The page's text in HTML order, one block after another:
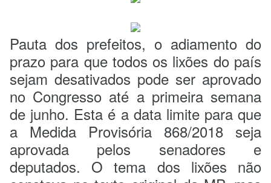
Pauta dos prefeitos, o adiamento do
prazo para que todos os lixões do país
sejam desativados pode ser aprovado
no Congresso até a primeira semana
de junho. Esta é a data limite para que
a Medida Provisória 868/2018 seja
aprovada pelos senadores e
deputados. O tema dos lixões não